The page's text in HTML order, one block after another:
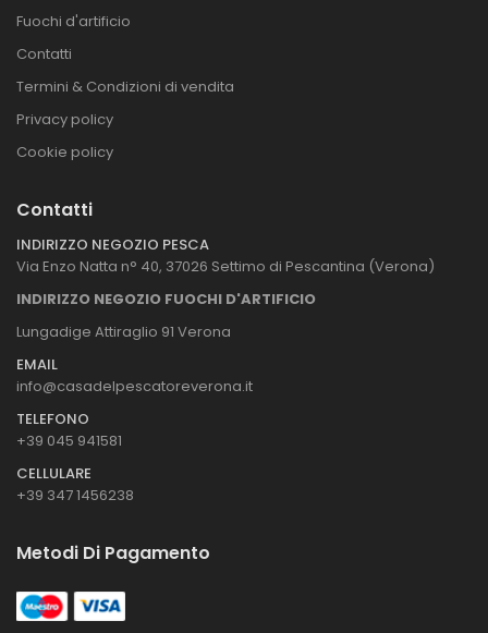
Fuochi d'artificio
Contatti
Termini & Condizioni di vendita
Privacy policy
Cookie policy
Contatti
INDIRIZZO NEGOZIO PESCA
Via Enzo Natta n° 40, 37026 Settimo di Pescantina (Verona)
INDIRIZZO NEGOZIO FUOCHI D'ARTIFICIO
Lungadige Attiraglio 91 Verona
EMAIL
info@casadelpescatoreverona.it
TELEFONO
+39 045 941581
CELLULARE
+39 347 1456238
Metodi Di Pagamento